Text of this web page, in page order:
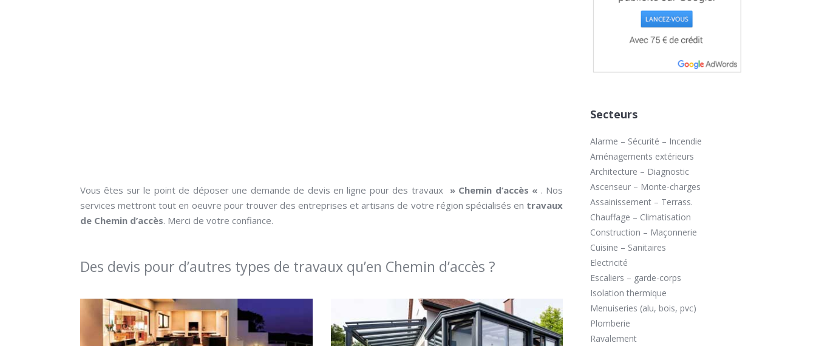
Vous êtes sur le point de déposer une demande de devis en ligne pour des travaux » Chemin d’accès « . Nos
services mettront tout en oeuvre pour trouver des entreprises et artisans de votre région spécialisés en travaux
de Chemin d’accès. Merci de votre confiance.
Des devis pour d’autres types de travaux qu’en Chemin d’accès ?
Secteurs
Alarme – Sécurité – Incendie
Aménagements extérieurs
Architecture – Diagnostic
Ascenseur – Monte-charges
Assainissement – Terrass.
Chauffage – Climatisation
Construction – Maçonnerie
Cuisine – Sanitaires
Electricité
Escaliers – garde-corps
Isolation thermique
Menuiseries (alu, bois, pvc)
Plomberie
Ravalement